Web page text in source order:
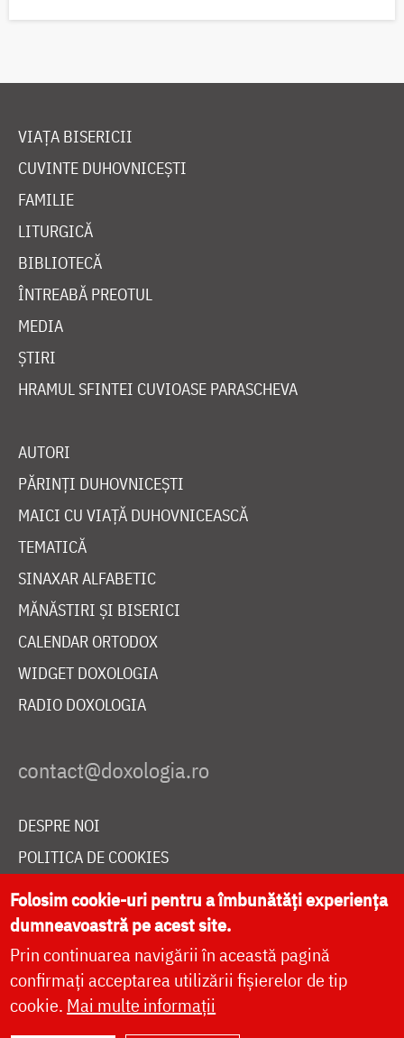
VIAȚA BISERICII
CUVINTE DUHOVNICEȘTI
FAMILIE
LITURGICĂ
BIBLIOTECĂ
ÎNTREABĂ PREOTUL
MEDIA
ȘTIRI
HRAMUL SFINTEI CUVIOASE PARASCHEVA
AUTORI
PĂRINȚI DUHOVNICEȘTI
MAICI CU VIAȚĂ DUHOVNICEASCĂ
TEMATICĂ
SINAXAR ALFABETIC
MĂNĂSTIRI ȘI BISERICI
CALENDAR ORTODOX
WIDGET DOXOLOGIA
RADIO DOXOLOGIA
DESPRE NOI
POLITICA DE COOKIES
DONEAZĂ ONLINE PENTRU CATEDRALA NAȚIONALĂ
LIVE
Folosim cookie-uri pentru a îmbunătăți experiența
dumneavoastră pe acest site.
Prin continuarea navigării în această pagină
confirmați acceptarea utilizării fișierelor de tip
cookie. Mai multe informații